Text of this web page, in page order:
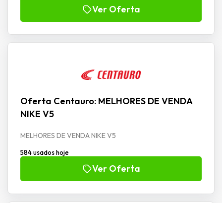
Ver Oferta
Oferta Centauro: MELHORES DE VENDA
NIKE V5
MELHORES DE VENDA NIKE V5
584 usados hoje
Ver Oferta